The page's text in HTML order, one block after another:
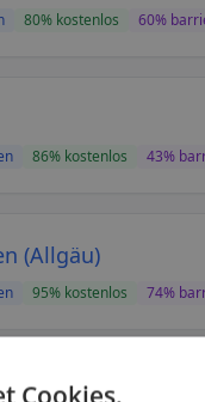
80% kostenlos 60%
86% kostenlos 43%
(Allgäu)
95% kostenlos 74%